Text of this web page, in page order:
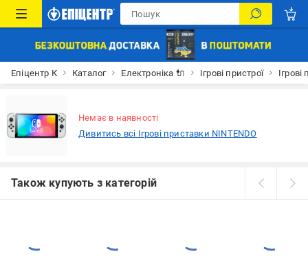
Епіцентр К Каталог Електроніка 🔌 Ігрові пристрої
Немає в наявності
Дивитись всі Ігрові приставки NINTENDO
Також купують з категорій